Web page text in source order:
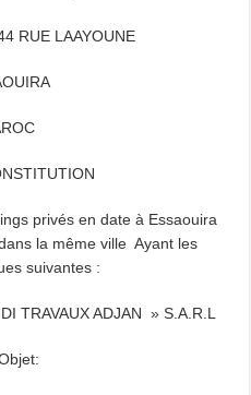
RUE LAAYOUNE
privés en date à Essaouira
la même ville Ayant les
suivantes :
TRAVAUX ADJAN » S.A.R.L